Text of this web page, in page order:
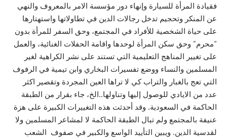
فقيادة المرأة للسيارة وإنهاء دور مؤسسة الامر بالمعروف والنهي
عن المنكر وتحجيم تدخل رجالات الدين في تطاولاتها واستهتارها
على حياة الشخصية للأفراد في المجتمع، وحق السفر للمرأة بدون
“محرم” وحق سكن المرأة لوحدها واقامة الحفلات الغنائية، والعمل
على تغيير المناهج التعليمية التي تستند على نشر الكراهية لغير
المسلمين والنساء ووضع تفسيرات البخاري وابن تيمية في الرفوف
التي تعج بالغبار والتراب كي لا تراها العين المجردة وتقصير اكثر
عدد من الايادي للوصول إليها وتناولها..الخ، جاء بقرار من الطبقة
الحاكمة في السعودية. وقد أحدثت هذه التغييرات الكبيرة على هزة
عنيفة بالمجتمع ولم تبال الطبقة الحاكمة لا لمشاعر المسلمين ولا
لقدسية الدين. ويبين التأييد الواسع والكبير في صفوف الشعب